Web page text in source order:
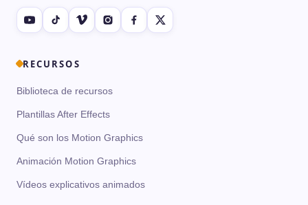
RECURSOS
Biblioteca de recursos
Plantillas After Effects
Qué son los Motion Graphics
Animación Motion Graphics
Vídeos explicativos animados